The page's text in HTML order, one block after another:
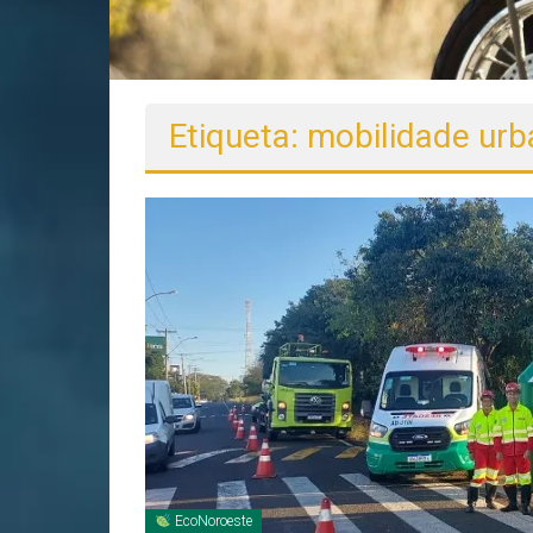
Etiqueta: mobilidade
EcoNoroeste